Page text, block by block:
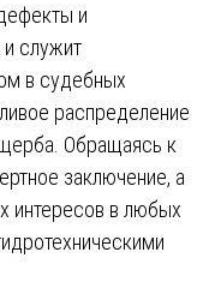
и
и служит
в судебных
распределение
Обращаясь к
заключение, а
интересов в любых